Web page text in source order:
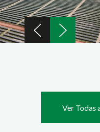
Ver Todas